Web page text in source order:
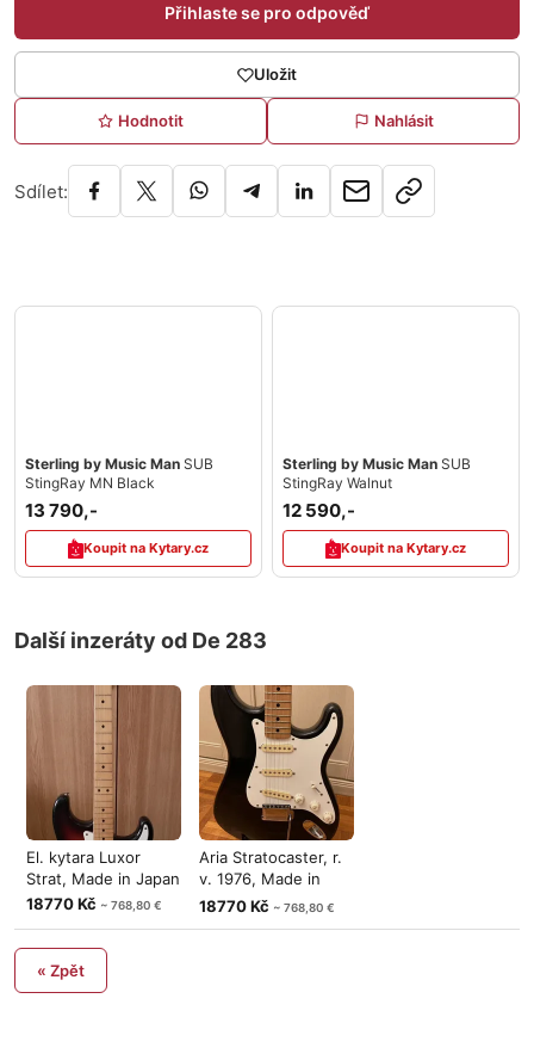
Přihlaste se pro odpověď
Uložit
Hodnotit Nahlásit
Sdílet:
Sterling by Music Man SUB
StingRay MN Black
13 790,-
Koupit na Kytary.cz
Sterling by Music Man SUB
StingRay Walnut
12 590,-
Koupit na Kytary.cz
Další inzeráty od De 283
El. kytara Luxor
Strat, Made in Japan
18770 Kč ~ 768,80 €
Aria Stratocaster, r.
v. 1976, Made in
Japan
18770 Kč ~ 768,80 €
« Zpět